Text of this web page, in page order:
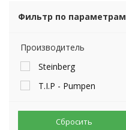
Фильтр по параметрам
Производитель
Steinberg
T.I.P - Pumpen
Сбросить